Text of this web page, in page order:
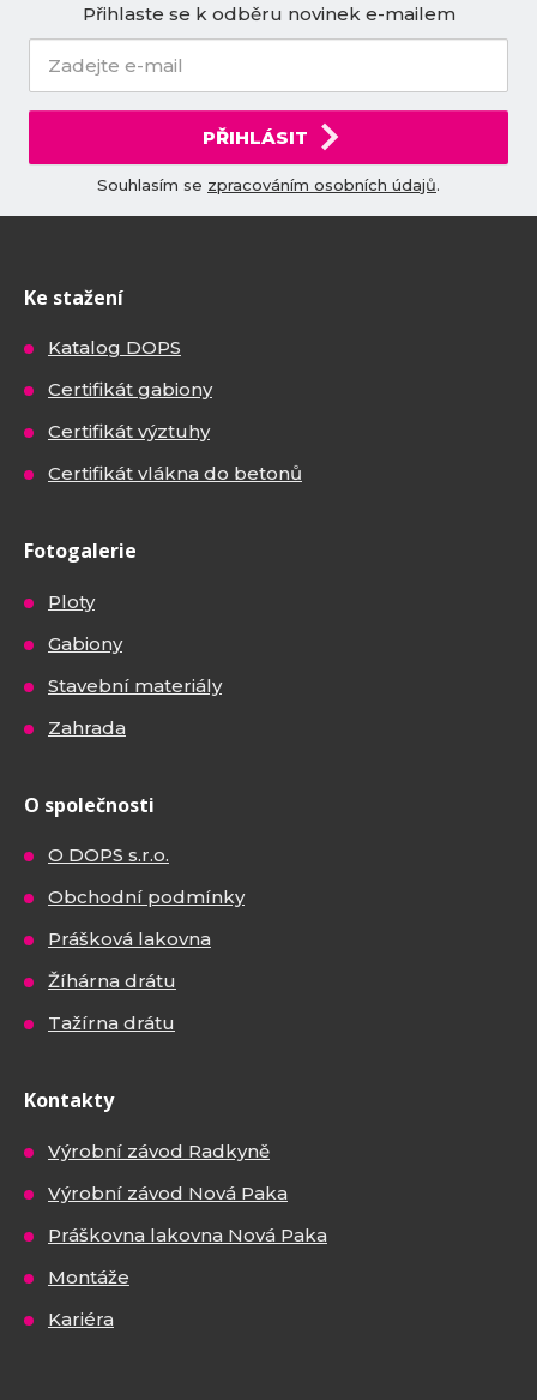
Přihlaste se k odběru novinek e-mailem
PŘIHLÁSIT
Souhlasím se zpracováním osobních údajů.
Ke stažení
Katalog DOPS
Certifikát gabiony
Certifikát výztuhy
Certifikát vlákna do betonů
Fotogalerie
Ploty
Gabiony
Stavební materiály
Zahrada
O společnosti
O DOPS s.r.o.
Obchodní podmínky
Prášková lakovna
Žíhárna drátu
Tažírna drátu
Kontakty
Výrobní závod Radkyně
Výrobní závod Nová Paka
Práškovna lakovna Nová Paka
Montáže
Kariéra